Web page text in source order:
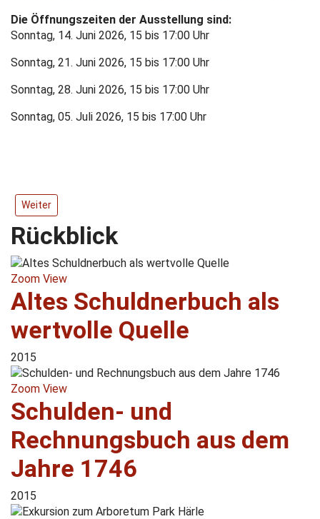
Die Öffnungszeiten der Ausstellung sind:
Sonntag, 14. Juni 2026, 15 bis 17:00 Uhr
Sonntag, 21. Juni 2026, 15 bis 17:00 Uhr
Sonntag, 28. Juni 2026, 15 bis 17:00 Uhr
Sonntag, 05. Juli 2026, 15 bis 17:00 Uhr
Nächster Beitrag: Buchvorstellung und Ausstellung im Rathaus
Weiter
Rückblick
Zoom View
Altes Schuldnerbuch als
wertvolle Quelle
2015
Zoom View
Schulden- und
Rechnungsbuch aus dem
Jahre 1746
2015